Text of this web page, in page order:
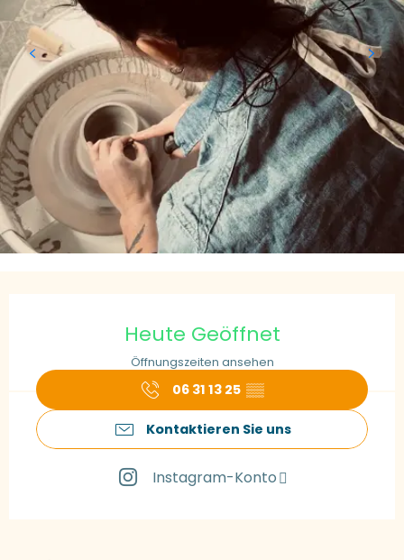
Heute Geöffnet
Öffnungszeiten ansehen
06 31 13 25 ▒▒
Kontaktieren Sie uns
Instagram-Konto